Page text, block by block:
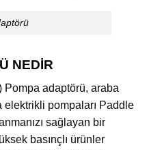
NEDİR
adaptörü, araba
elektrikli pompaları Paddle
sağlayan bir
basınçlı ürünler